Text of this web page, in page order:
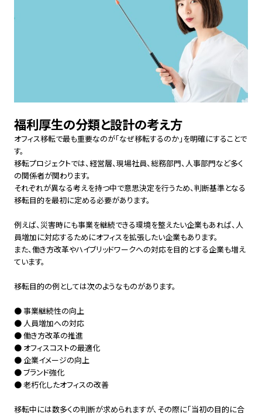
福利厚生の分類と設計の考え方
オフィス移転で最も重要なのが「なぜ移転するのか」を明確にすることで
す。
移転プロジェクトでは、経営層、現場社員、総務部門、人事部門など多く
の関係者が関わります。
それぞれが異なる考えを持つ中で意思決定を行うため、判断基準となる
移転目的を最初に定める必要があります。
例えば、災害時にも事業を継続できる環境を整えたい企業もあれば、人
員増加に対応するためにオフィスを拡張したい企業もあります。
また、働き方改革やハイブリッドワークへの対応を目的とする企業も増え
ています。
移転目的の例としては次のようなものがあります。
● 事業継続性の向上
● 人員増加への対応
● 働き方改革の推進
● オフィスコストの最適化
● 企業イメージの向上
● ブランド強化
● 老朽化したオフィスの改善
移転中には数多くの判断が求められますが、その際に「当初の目的に合